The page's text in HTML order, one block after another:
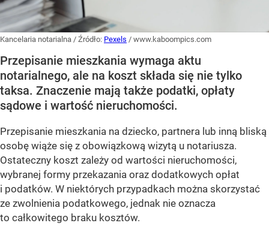
Kancelaria notarialna / Źródło: Pexels / www.kaboompics.com
Przepisanie mieszkania wymaga aktu
notarialnego, ale na koszt składa się nie tylko
taksa. Znaczenie mają także podatki, opłaty
sądowe i wartość nieruchomości.
Przepisanie mieszkania na dziecko, partnera lub inną bliską
osobę wiąże się z obowiązkową wizytą u notariusza.
Ostateczny koszt zależy od wartości nieruchomości,
wybranej formy przekazania oraz dodatkowych opłat
i podatków. W niektórych przypadkach można skorzystać
ze zwolnienia podatkowego, jednak nie oznacza
to całkowitego braku kosztów.